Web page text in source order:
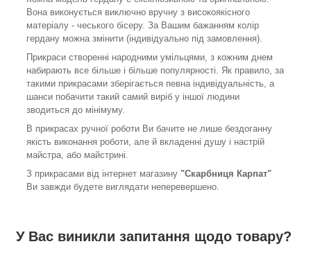
Вона виконується виключно вручну з високоякісного
матеріалу - чеського бісеру. За Вашим бажанням колір
гердану можна змінити (індивідуально під замовлення).
Прикраси створенні народними умільцями, з кожним днем
набирають все більше і більше популярності. Як правило, за
такими прикрасами зберігається певна індивідуальність, а
шанси побачити такий самий виріб у іншої людини
зводиться до мінімуму.
В прикрасах ручної роботи Ви бачите не лише бездоганну
якість виконання роботи, але й вкладенні душу і настрій
майстра, або майстрині.
З прикрасами від інтернет магазину "Скарбниця Карпат"
Ви завжди будете виглядати неперевершено.
У Вас виникли запитання щодо товару?